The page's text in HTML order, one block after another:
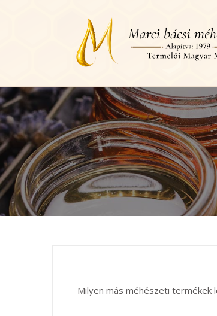
Milyen más méhészeti termékek